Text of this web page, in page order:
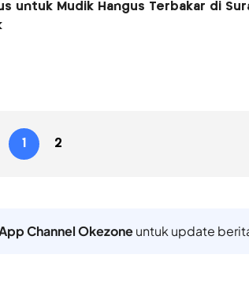
untuk Mudik Hangus Terbakar di
1 2
Channel Okezoneuntuk update